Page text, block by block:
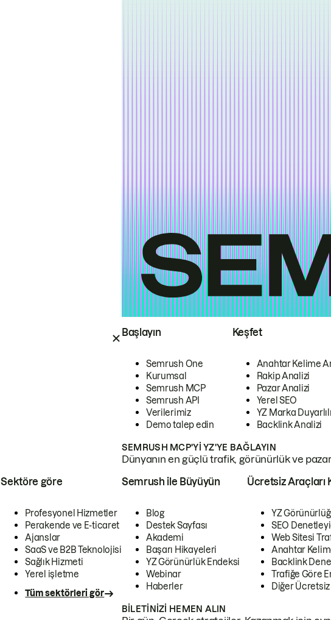
Başlayın
Semrush One
Kurumsal
Semrush MCP
Semrush API
Verilerimiz
Demo talep edin
Keşfet
Anahtar Kelime
Rakip Analizi
Pazar Analizi
Yerel SEO
YZ Marka
Backlink Analizi
SEMRUSH MCP'YI YZ'YE BAĞLAYIN
Dünyanın en güçlü trafik, görünürlük ve
Sektöre göre
Profesyonel Hizmetler
Perakende ve E-ticaret
Ajanslar
SaaS ve B2B Teknolojisi
Sağlık Hizmeti
Yerel işletme
Tüm sektörleri gör
Semrush ile Büyüyün
Blog
Destek Sayfası
Akademi
Başarı Hikayeleri
YZ Görünürlük Endeksi
Webinar
Haberler
Ücretsiz Araçları
YZ
SEO
Web Sitesi
Anahtar
Backlink
Trafiğe Göre
Diğer
BILETINIZI HEMEN ALIN